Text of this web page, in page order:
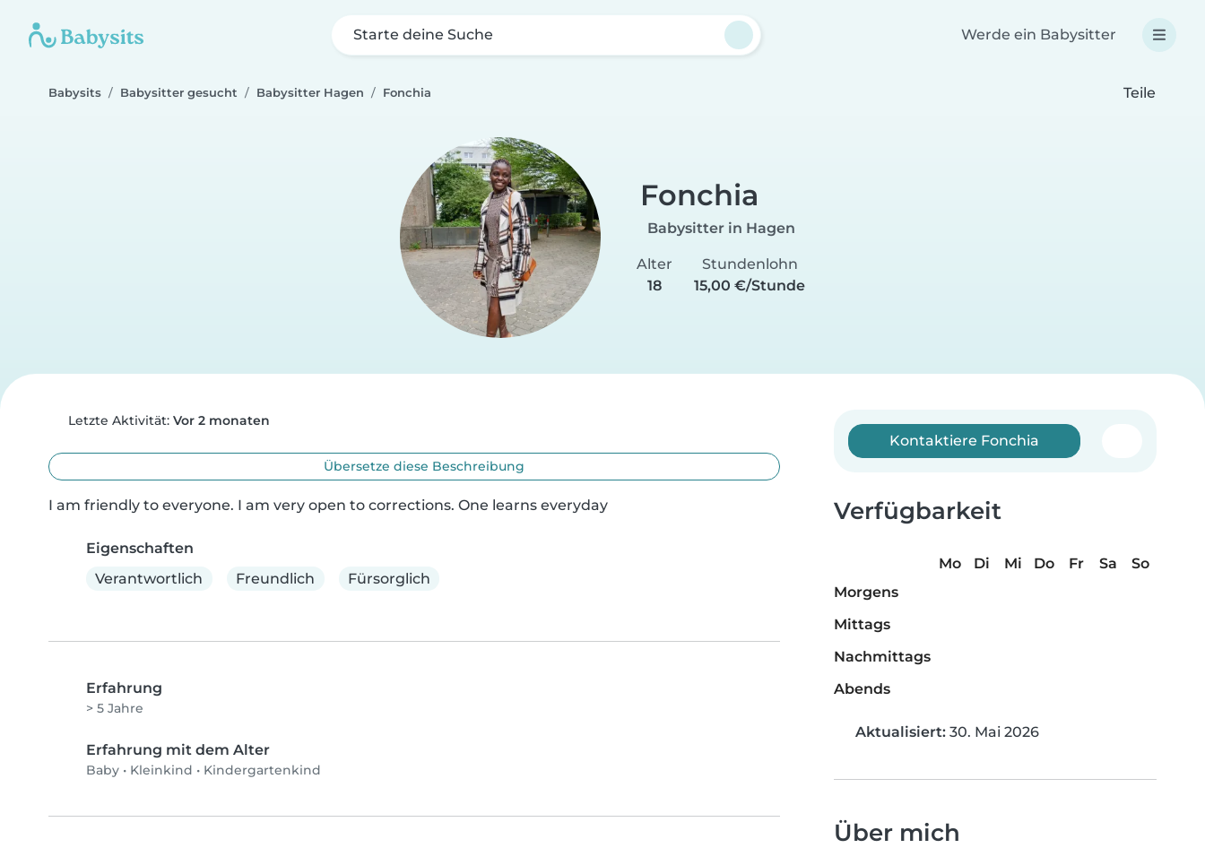
Starte deine Suche Werde ein Babysitter
Babysits Babysitter gesucht Babysitter Hagen Fonchia Teile
Fonchia
Babysitter in Hagen
Alter
18
Stundenlohn
15,00 €/Stunde
Letzte Aktivität: Vor 2 monaten
Übersetze diese Beschreibung
I am friendly to everyone. I am very open to corrections. One learns everyday
Eigenschaften
Verantwortlich
Freundlich Fürsorglich
Erfahrung
> 5 Jahre
Erfahrung mit dem Alter
Baby • Kleinkind • Kindergartenkind
Kontaktiere Fonchia
Verfügbarkeit
Mo Di Mi Do Fr Sa
So
Morgens
Mittags
Nachmittags
Abends
Aktualisiert: 30. Mai 2026
Über mich